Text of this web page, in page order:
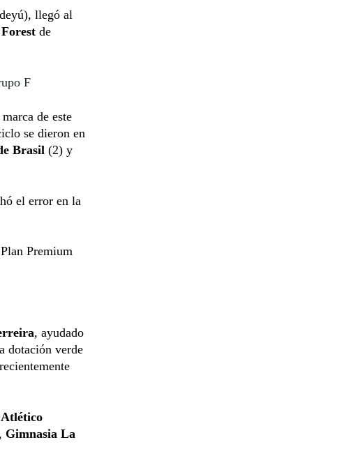
llegó al
de
F
de este
se dieron en
Brasil (2) y
el error en la
Plan Premium
, ayudado
dotación verde
Atlético
, Gimnasia La